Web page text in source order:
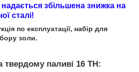
збільшена знижка на
сталі!
по експлуатації, набір для
золи.
твердому паливі 16 ТН: